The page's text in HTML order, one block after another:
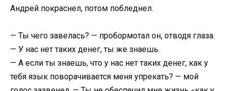
Андрей покраснел, потом побледнел.
— Ты чего завелась? — пробормотал он, отводя глаза.
— У нас нет таких денег, ты же знаешь.
— А если ты знаешь, что у нас нет таких денег, как у
тебя язык поворачивается меня упрекать? — мой